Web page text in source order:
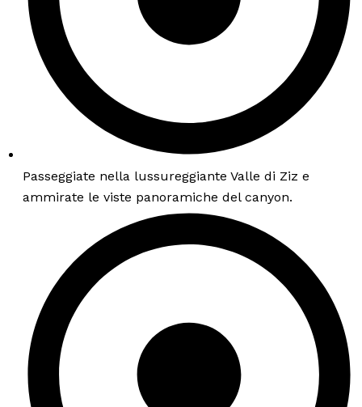
Passeggiate nella lussureggiante Valle di Ziz e
ammirate le viste panoramiche del canyon.